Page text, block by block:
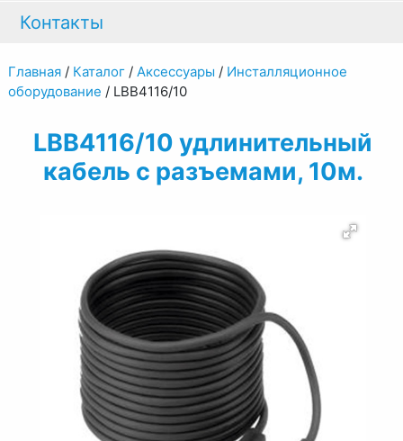
Контакты
Главная/ Каталог/ Аксессуары / Инсталляционное
оборудование / LBB4116/10
LBB4116/10 удлинительный
кабель с разъемами, 10м.